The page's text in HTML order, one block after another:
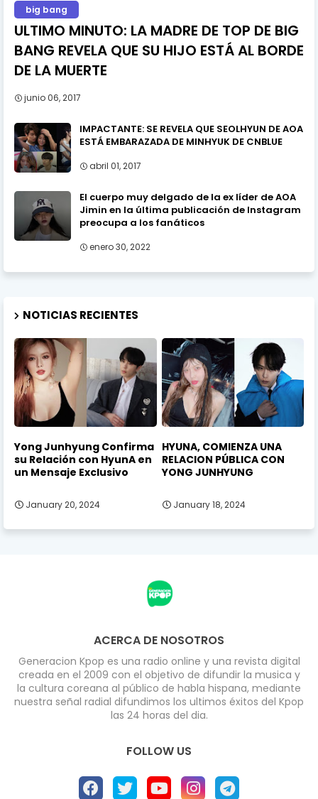
big bang
ULTIMO MINUTO: LA MADRE DE TOP DE BIG
BANG REVELA QUE SU HIJO ESTÁ AL BORDE
DE LA MUERTE
junio 06, 2017
IMPACTANTE: SE REVELA QUE SEOLHYUN DE AOA
ESTÁ EMBARAZADA DE MINHYUK DE CNBLUE
abril 01, 2017
El cuerpo muy delgado de la ex líder de AOA
Jimin en la última publicación de Instagram
preocupa a los fanáticos
enero 30, 2022
NOTICIAS RECIENTES
Yong Junhyung Confirma
su Relación con HyunA en
un Mensaje Exclusivo
January 20, 2024
HYUNA, COMIENZA UNA
RELACION PÚBLICA CON
YONG JUNHYUNG
January 18, 2024
ACERCA DE NOSOTROS
Generacion Kpop es una radio online y una revista digital
creada en el 2009 con el objetivo de difundir la musica y
la cultura coreana al público de habla hispana, mediante
nuestra señal radial difundimos los ultimos éxitos del Kpop
las 24 horas del dia.
FOLLOW US